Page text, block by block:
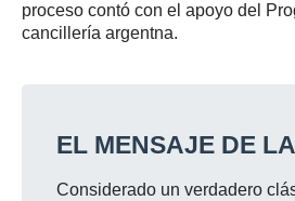
proceso contó con el apoyo del
cancillería argentna.
EL MENSAJE DE
Considerado un verdadero